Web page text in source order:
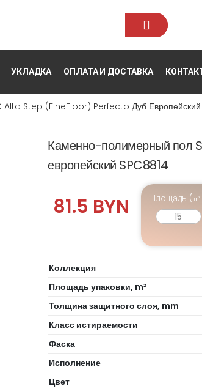
УКЛАДКА ОПЛАТА И ДОСТАВКА
Step (FineFloor) Perfecto Дуб Европейский
Каменно-полимерный пол
европейский SPC8814
81.5 BYN Площадь (
Коллекция
Площадь упаковки, m2
Толщина защитного слоя, mm
Класс истираемости
Фаска
Исполнение
Цвет